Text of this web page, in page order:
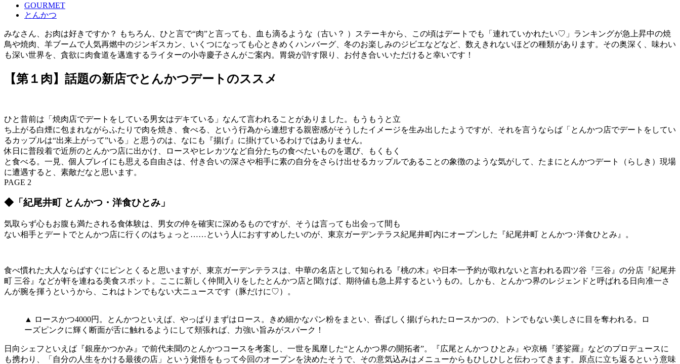
GOURMET
とんかつ
みなさん、お肉は好きですか？ もちろん、ひと言で“肉”と言っても、血も滴るような（古い？ ）ステーキから、この頃はデートでも「連れていかれたい♡」ランキングが急上昇中の焼
鳥や焼肉、羊ブームで人気再燃中のジンギスカン、いくつになっても心ときめくハンバーグ、冬のお楽しみのジビエなどなど、数えきれないほどの種類があります。その奥深く、味わい
も深い世界を、貪欲に肉食道を邁進するライターの小寺慶子さんがご案内。胃袋が許す限り、お付き合いいただけると幸いです！
【第１肉】話題の新店でとんかつデートのススメ
ひと昔前は「焼肉店でデートをしている男女はデキている」なんて言われることがありました。もうもうと立
ち上がる白煙に包まれながらふたりで肉を焼き、食べる、という行為から連想する親密感がそうしたイメージを生み出したようですが、それを言うならば「とんかつ店でデートをしてい
るカップルは“出来上がって”いる」と思うのは、なにも『揚げ』に掛けているわけではありません。
休日に普段着で近所のとんかつ店に出かけ、ロースやヒレカツなど自分たちの食べたいものを選び、もくもく
と食べる。一見、個人プレイにも思える自由さは、付き合いの深さや相手に素の自分をさらけ出せるカップルであることの象徴のような気がして、たまにとんかつデート（らしき）現場
に遭遇すると、素敵だなと思います。
PAGE 2
◆「紀尾井町 とんかつ・洋食ひとみ」
気取らず心もお腹も満たされる食体験は、男女の仲を確実に深めるものですが、そうは言っても出会って間も
ない相手とデートでとんかつ店に行くのはちょっと……という人におすすめしたいのが、東京ガーデンテラス紀尾井町内にオープンした『紀尾井町 とんかつ･洋食ひとみ』。
食べ慣れた大人ならばすぐにピンとくると思いますが、東京ガーデンテラスは、中華の名店として知られる『桃の木』や日本一予約が取れないと言われる四ツ谷『三谷』の分店『紀尾井
町 三谷』などが軒を連ねる美食スポット。ここに新しく仲間入りをしたとんかつ店と聞けば、期待値も急上昇するというもの。しかも、とんかつ界のレジェンドと呼ばれる日向准一さ
んが腕を揮うというから、これはトンでもない大ニュースです（豚だけに♡）。
▲ ロースかつ4000円。とんかつといえば、やっぱりまずはロース。きめ細かなパン粉をまとい、香ばしく揚げられたロースかつの、トンでもない美しさに目を奪われる。ロ
ーズピンクに輝く断面が舌に触れるようにして頬張れば、力強い旨みがスパーク！
日向シェフといえば『銀座かつかみ』で前代未聞のとんかつコースを考案し、一世を風靡した“とんかつ界の開拓者”。『広尾とんかつ ひとみ』や京橋『婆娑羅』などのプロデュースに
も携わり、「自分の人生をかける最後の店」という覚悟をもって今回のオープンを決めたそうで、その意気込みはメニューからもひしひしと伝わってきます。原点に立ち返るという意味